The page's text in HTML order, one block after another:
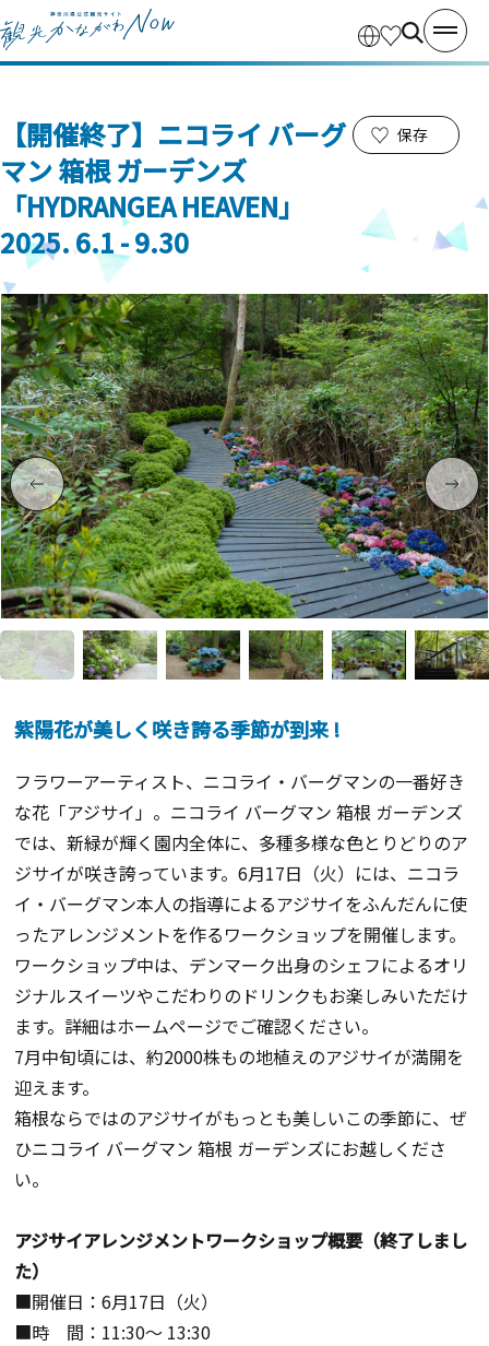
【開催終了】ニコライ バーグ
マン 箱根 ガーデンズ
「HYDRANGEA HEAVEN」
2025. 6.1 - 9.30
保存
紫陽花が美しく咲き誇る季節が到来 !
フラワーアーティスト、ニコライ・バーグマンの一番好き
な花「アジサイ」。ニコライ バーグマン 箱根 ガーデンズ
では、新緑が輝く園内全体に、多種多様な色とりどりのア
ジサイが咲き誇っています。6月17日（火）には、ニコラ
イ・バーグマン本人の指導によるアジサイをふんだんに使
ったアレンジメントを作るワークショップを開催します。
ワークショップ中は、デンマーク出身のシェフによるオリ
ジナルスイーツやこだわりのドリンクもお楽しみいただけ
ます。詳細はホームページでご確認ください。
7月中旬頃には、約2000株もの地植えのアジサイが満開を
迎えます。
箱根ならではのアジサイがもっとも美しいこの季節に、ぜ
ひニコライ バーグマン 箱根 ガーデンズにお越しくださ
い。
アジサイアレンジメントワークショップ概要（終了しまし
た）
■開催日：6月17日（火）
■時 間：11:30～ 13:30